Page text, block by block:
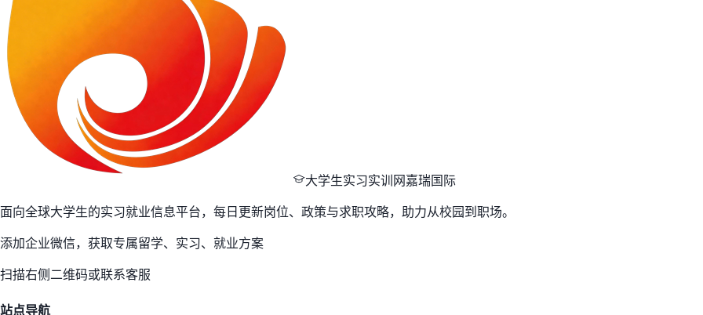
大学生实习实训网嘉瑞国际
面向全球大学生的实习就业信息平台，每日更新岗位、政策与求职攻略，助力从校园到职场。
添加企业微信，获取专属留学、实习、就业方案
扫描右侧二维码或联系客服
站点导航